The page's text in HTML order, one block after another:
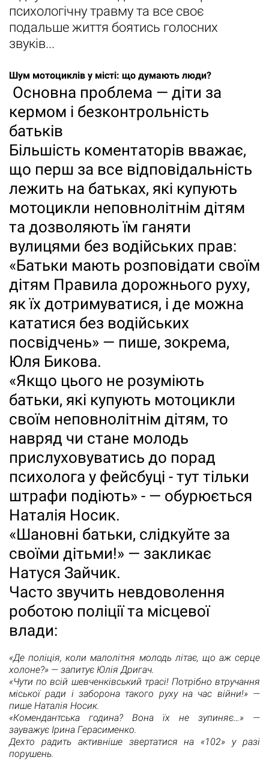
психологічну травму та все своє
подальше життя боятись голосних
звуків...
Шум мотоциклів у місті: що думають люди?
Основна проблема — діти за
кермом і безконтрольність
батьків
Більшість коментаторів вважає,
що перш за все відповідальність
лежить на батьках, які купують
мотоцикли неповнолітнім дітям
та дозволяють їм ганяти
вулицями без водійських прав:
«Батьки мають розповідати своїм
дітям Правила дорожнього руху,
як їх дотримуватися, і де можна
кататися без водійських
посвідчень» — пише, зокрема,
Юля Бикова.
«Якщо цього не розуміють
батьки, які купують мотоцикли
своїм неповнолітнім дітям, то
навряд чи стане молодь
прислуховуватись до порад
психолога у фейсбуці - тут тільки
штрафи подіють» - — обурюється
Наталія Носик.
«Шановні батьки, слідкуйте за
своїми дітьми!» — закликає
Натуся Зайчик.
Часто звучить невдоволення
роботою поліції та місцевої
влади:
«Де поліція, коли малолітня молодь літає, що аж серце
холоне?» — запитує Юлія Дригач.
«Чути по всій шевченківський трасі! Потрібно втручання
міської ради і заборона такого руху на час війни!» —
пише Наталія Носик.
«Комендантська година? Вона їх не зупиняє…» —
зауважує Ірина Герасименко.
Дехто радить активніше звертатися на «102» у разі
порушень.